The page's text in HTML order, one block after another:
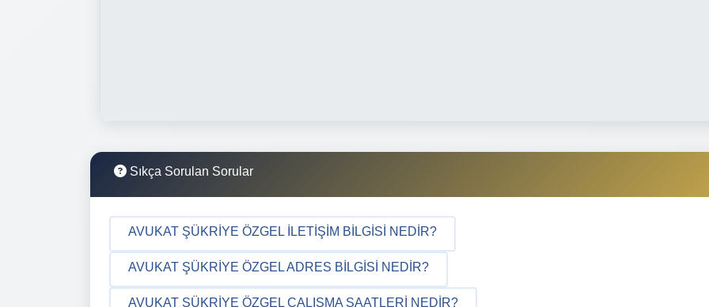
Sıkça Sorulan Sorular
AVUKAT ŞÜKRIYE ÖZGEL İLETIŞIM BILGISI NEDIR?
AVUKAT ŞÜKRIYE ÖZGEL ADRES BILGISI NEDIR?
AVUKAT ŞÜKRIYE ÖZGEL ÇALIŞMA SAATLERI NEDIR?